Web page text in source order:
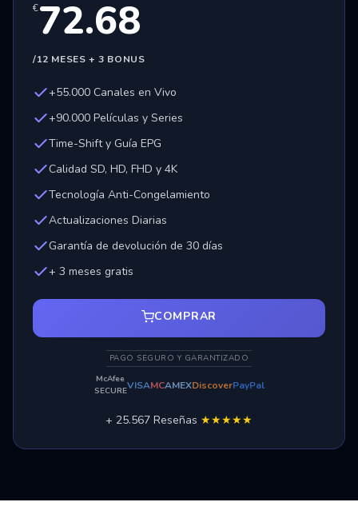
€72.68
/12 MESES + 3 BONUS
+55.000 Canales en Vivo
+90.000 Películas y Series
Time-Shift y Guía EPG
Calidad SD, HD, FHD y 4K
Tecnología Anti-Congelamiento
Actualizaciones Diarias
Garantía de devolución de 30 días
+ 3 meses gratis
COMPRAR
PAGO SEGURO Y GARANTIZADO
McAfee
SECUREVISAMCAMEXDiscoverPayPal
+ 25.567 Reseñas ★★★★★